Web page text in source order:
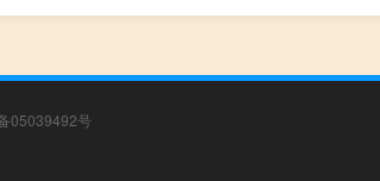
05039492号